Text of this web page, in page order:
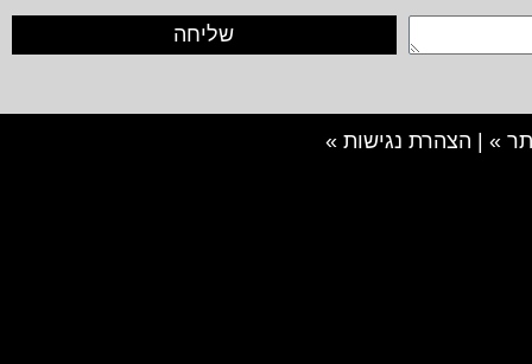
שליחה
»
| הצהרת נגישות »